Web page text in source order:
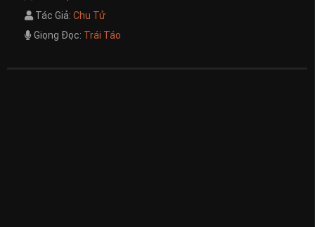
Tác Giả: Chu Tử
Giọng Đọc: Trái Táo